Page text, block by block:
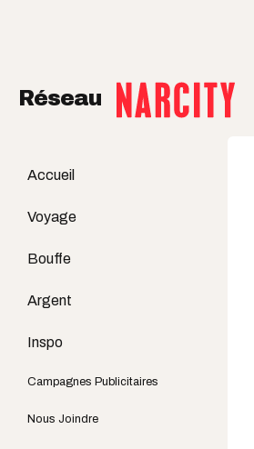
Réseau
Accueil
Voyage
Bouffe
Argent
Inspo
Campagnes Publicitaires
Nous Joindre